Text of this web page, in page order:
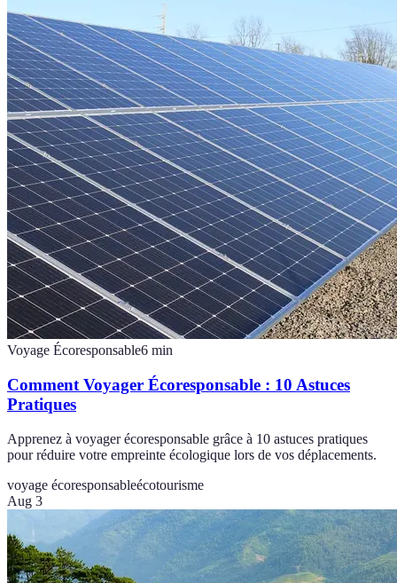
Voyage Écoresponsable6 min
Comment Voyager Écoresponsable : 10 Astuces
Pratiques
Apprenez à voyager écoresponsable grâce à 10 astuces pratiques
pour réduire votre empreinte écologique lors de vos déplacements.
voyage écoresponsableécotourisme
Aug 3